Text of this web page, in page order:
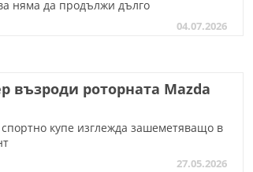
няма да продължи дълго
04.07.2026
възроди роторната Mazda
купе изглежда зашеметяващо в
27.05.2026